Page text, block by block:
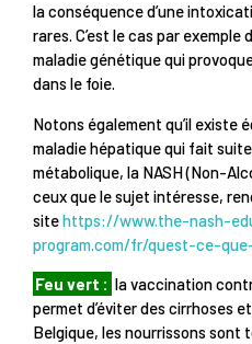
la conséquence d’une
rares. C’est le cas par exemple
maladie génétique qui
dans le foie.
Notons également qu’il existe
maladie hépatique qui fait
métabolique, la NASH (Non-
ceux que le sujet intéresse,
sitehttps://www.the-nash-
program.com/fr/quest-ce-
Feu vert : la vaccination
permet d’éviter des cirrhoses
Belgique, les nourrissons sont